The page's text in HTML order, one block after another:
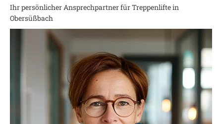
Ihr persönlicher Ansprechpartner für Treppenlifte in
Obersüßbach